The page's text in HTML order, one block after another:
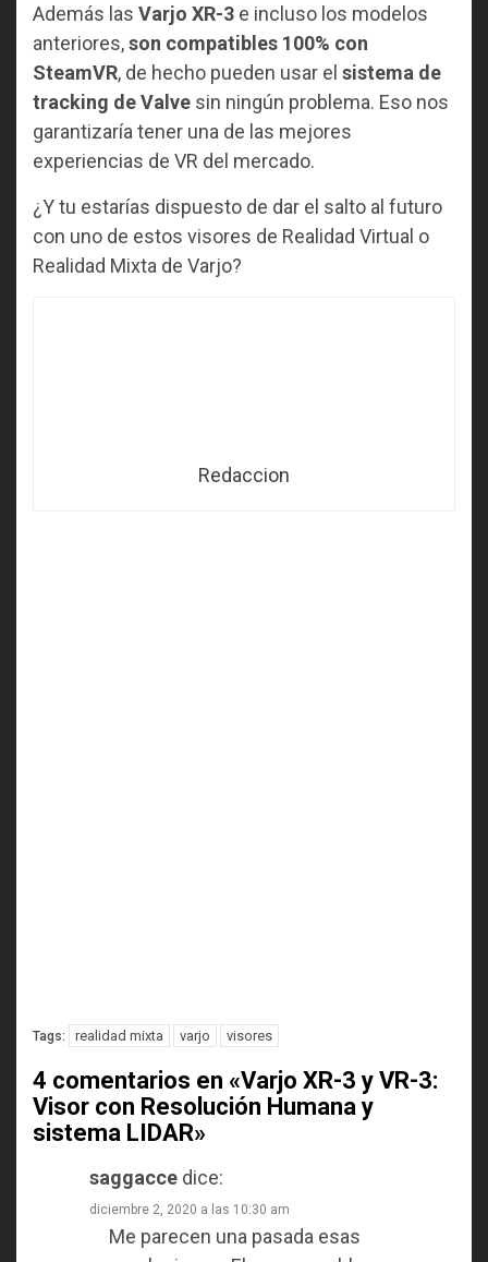
Además las Varjo XR-3 e incluso los modelos
anteriores,son compatibles 100% con
SteamVR, de hecho pueden usar el sistema de
tracking de Valve sin ningún problema. Eso nos
garantizaría tener una de las mejores
experiencias de VR del mercado.
¿Y tu estarías dispuesto de dar el salto al futuro
con uno de estos visores de Realidad Virtual o
Realidad Mixta de Varjo?
Redaccion
Tags: realidad mixta varjo visores
4 comentarios en «Varjo XR-3 y VR-3:
Visor con Resolución Humana y
sistema LIDAR»
saggacce dice:
diciembre 2, 2020 a las 10:30 am
Me parecen una pasada esas